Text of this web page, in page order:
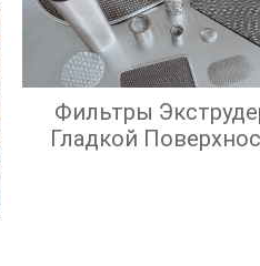
Фильтры
Гладкой